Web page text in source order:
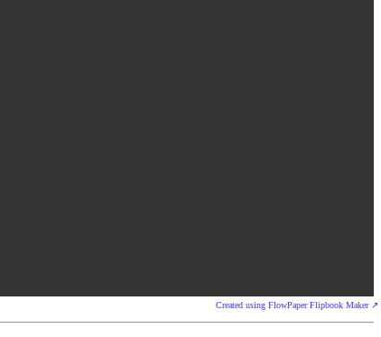
Created using FlowPaper Flipbook Maker ↗